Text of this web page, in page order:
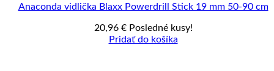
Anaconda vidlička Blaxx Powerdrill Stick 19 mm 50-90 cm
20,96 € Posledné kusy!
Pridať do košíka